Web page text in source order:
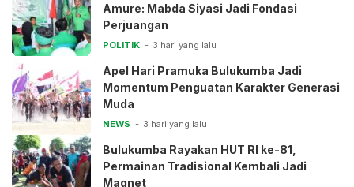
Amure: Mabda Siyasi Jadi Fondasi
Perjuangan
POLITIK 3 hari yang lalu
Apel Hari Pramuka Bulukumba Jadi
Momentum Penguatan Karakter Generasi
Muda
NEWS 3 hari yang lalu
Bulukumba Rayakan HUT RI ke-81,
Permainan Tradisional Kembali Jadi
Magnet